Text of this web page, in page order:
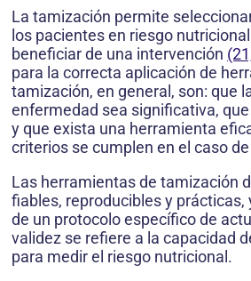
La tamización permite
los pacientes en riesgo
beneficiar de una intervención
para la correcta aplicación de
tamización, en general, son: que
enfermedad sea significa­tiva,
y que exista una herramienta
criterios se cumplen en el caso
Las herramientas de tamización
fiables, reproducibles y prácticas,
de un protocolo específico de
validez se refiere a la capacidad
para medir el riesgo nutricional.